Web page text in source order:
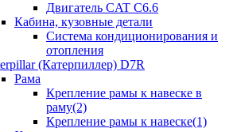
Двигатель CAT C6.6
Кабина, кузовные детали
Система кондиционирования и
отопления
(Катерпиллер) D7R
Рама
Крепление рамы к навеске в
раму(2)
Крепление рамы к навеске(1)